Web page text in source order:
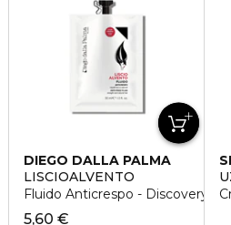
DIEGO DALLA PALMA
LISCIOALVENTO
Fluido Anticrespo - Discovery
5,60 €